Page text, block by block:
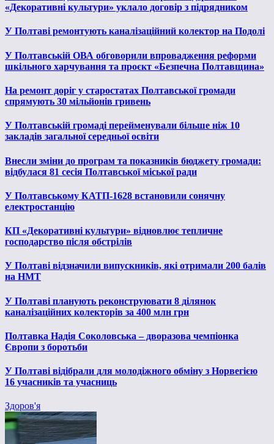
«Декоративні культури» уклало договір з підрядником
У Полтаві ремонтують каналізаційний колектор на Подолі
У Полтавській ОВА обговорили впровадження реформи
шкільного харчування та проєкт «Безпечна Полтавщина»
На ремонт доріг у старостатах Полтавської громади
спрямують 30 мільйонів гривень
У Полтавській громаді перейменували більше ніж 10
закладів загальної середньої освіти
Внесли зміни до програм та показників бюджету громади:
відбулася 81 сесія Полтавської міської ради
У Полтавському КАТП-1628 встановили сонячну
електростанцію
КП «Декоративні культури» відновлює тепличне
господарство після обстрілів
У Полтаві відзначили випускників, які отримали 200 балів
на НМТ
У Полтаві планують реконструювати 8 ділянок
каналізаційних колекторів за 400 млн грн
Полтавка Надія Соколовська – дворазова чемпіонка
Європи з боротьби
У Полтаві відібрали для молодіжного обміну з Норвегією
16 учасників та учасниць
Здоров'я